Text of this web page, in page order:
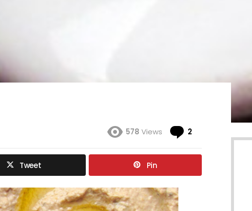
578 Views 2
Tweet Pin